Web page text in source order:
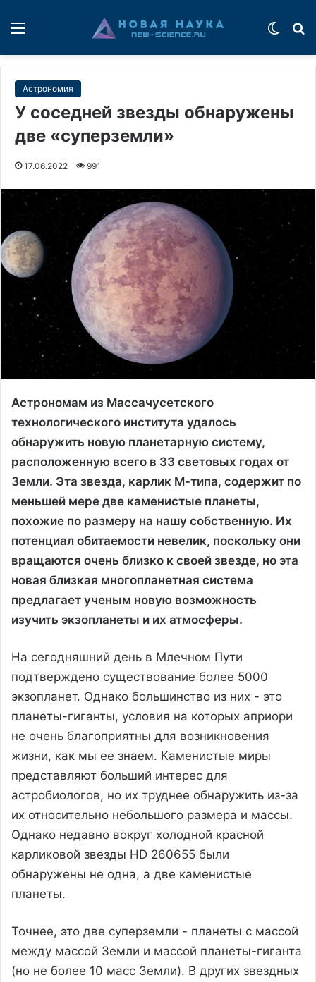
Астрономия
У соседней звезды обнаружены
две «суперземли»
17.06.2022 991
Астрономам из Массачусетского
технологического института удалось
обнаружить новую планетарную систему,
расположенную всего в 33 световых годах от
Земли. Эта звезда, карлик М-типа, содержит по
меньшей мере две каменистые планеты,
похожие по размеру на нашу собственную. Их
потенциал обитаемости невелик, поскольку они
вращаются очень близко к своей звезде, но эта
новая близкая многопланетная система
предлагает ученым новую возможность
изучить экзопланеты и их атмосферы.
На сегодняшний день в Млечном Пути
подтверждено существование более 5000
экзопланет. Однако большинство из них - это
планеты-гиганты, условия на которых априори
не очень благоприятны для возникновения
жизни, как мы ее знаем. Каменистые миры
представляют больший интерес для
астробиологов, но их труднее обнаружить из-за
их относительно небольшого размера и массы.
Однако недавно вокруг холодной красной
карликовой звезды HD 260655 были
обнаружены не одна, а две каменистые
планеты.
Точнее, это две суперземли - планеты с массой
между массой Земли и массой планеты-гиганта
(но не более 10 масс Земли). В других звездных